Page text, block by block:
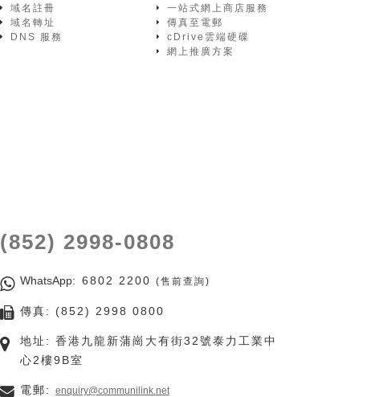
域名註冊
域名轉址
DNS 服務
一站式網上商店服務
傳真至電郵
cDrive雲端硬碟
網上推廣方案
(852) 2998-0808
WhatsApp: 6802 2200 (售前查詢)
傳真: (852) 2998 0800
地址: 香港九龍新蒲崗大有街32號泰力工業中
心2樓9B室
電郵: enquiry@communilink.net